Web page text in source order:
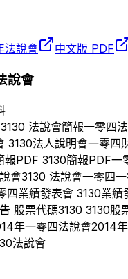
法說會 中文版 PDF
說會
3130 法說會簡報一零四
3130法人說明會一零四
報PDF 3130簡報PDF一
會3130 法說會一零四
四業績發表會 3130業績
股票代碼3130 3130股
年一零四法說會2014年
法說會